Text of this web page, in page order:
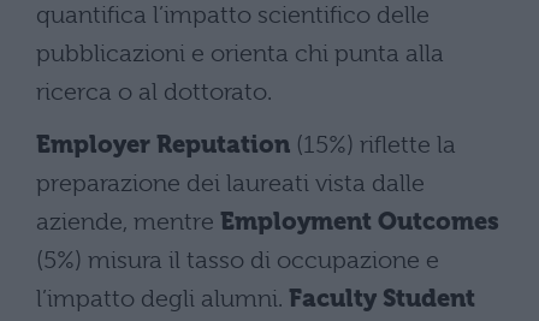
quantifica l’impatto scientifico delle
pubblicazioni e orienta chi punta alla
ricerca o al dottorato.
Employer Reputation (15%) riflette la
preparazione dei laureati vista dalle
aziende, mentre Employment Outcomes
(5%) misura il tasso di occupazione e
l’impatto degli alumni. Faculty Student